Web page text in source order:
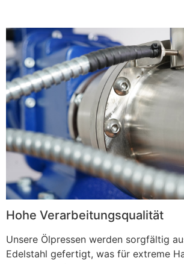
Hohe Verarbeitungsqualität
Unsere Ölpressen werden sorgfältig
Edelstahl gefertigt, was für extreme